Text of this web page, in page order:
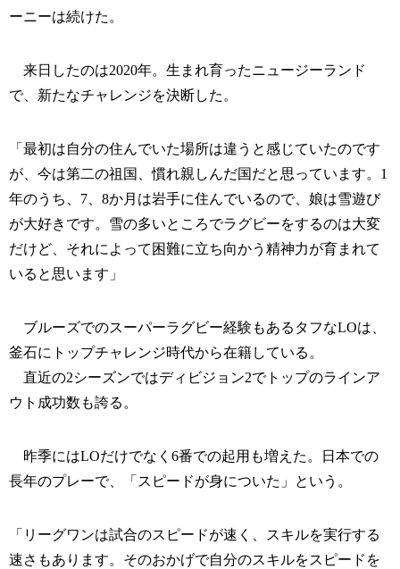
ーニーは続けた。
来日したのは2020年。生まれ育ったニュージーランド
で、新たなチャレンジを決断した。
「最初は自分の住んでいた場所は違うと感じていたのです
が、今は第二の祖国、慣れ親しんだ国だと思っています。1
年のうち、7、8か月は岩手に住んでいるので、娘は雪遊び
が大好きです。雪の多いところでラグビーをするのは大変
だけど、それによって困難に立ち向かう精神力が育まれて
いると思います」
ブルーズでのスーパーラグビー経験もあるタフなLOは、
釜石にトップチャレンジ時代から在籍している。
直近の2シーズンではディビジョン2でトップのラインア
ウト成功数も誇る。
昨季にはLOだけでなく6番での起用も増えた。日本での
長年のプレーで、「スピードが身についた」という。
「リーグワンは試合のスピードが速く、スキルを実行する
速さもあります。そのおかげで自分のスキルをスピードを